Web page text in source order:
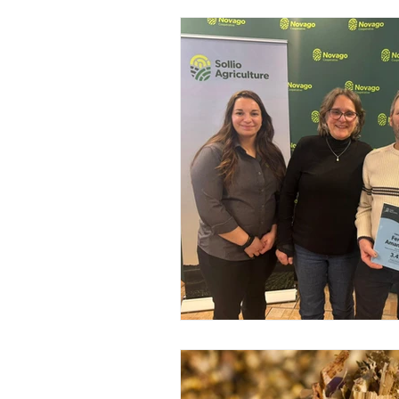
Gestion Commercialisation
Agroenvironnement